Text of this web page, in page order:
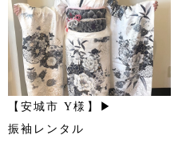
【安城市 Y様】▶
振袖レンタル